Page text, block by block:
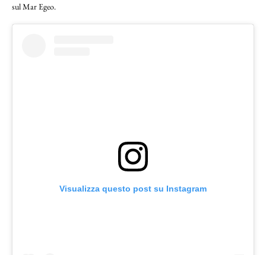
sul Mar Egeo.
Visualizza questo post su Instagram